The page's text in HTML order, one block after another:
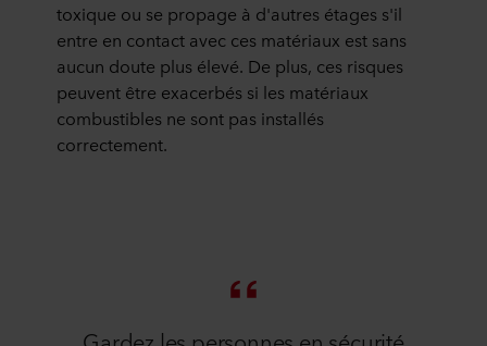
toxique ou se propage à d'autres étages s'il
entre en contact avec ces matériaux est sans
aucun doute plus élevé. De plus, ces risques
peuvent être exacerbés si les matériaux
combustibles ne sont pas installés
correctement.